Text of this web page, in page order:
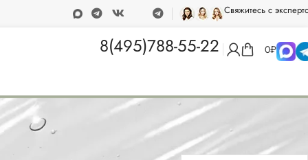
при покупке от 15 000 рублей Программа лояльностиСвяжитесь с
8(495)788-55-22 0₽